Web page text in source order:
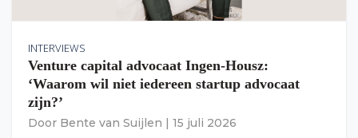
INTERVIEWS
Venture capital advocaat Ingen-Housz:
‘Waarom wil niet iedereen startup advocaat
zijn?’
Door Bente van Suijlen 15 juli 2026